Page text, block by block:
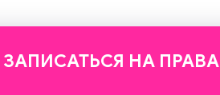
ЗАПИСАТЬСЯ НА ПРАВА